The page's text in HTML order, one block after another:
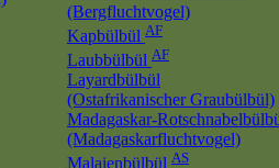
(Bergfluchtvogel)
Kapbülbül AF
Laubbülbül AF
Layardbülbül
(Ostafrikanischer Graubülbül)
Madagaskar-
(Madagaskarfluchtvogel)
Malaienbülbül AS